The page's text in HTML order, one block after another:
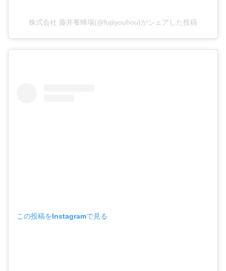
株式会社 藤井養蜂場(@fujiiyouhou)がシェアした投稿
この投稿をInstagramで見る